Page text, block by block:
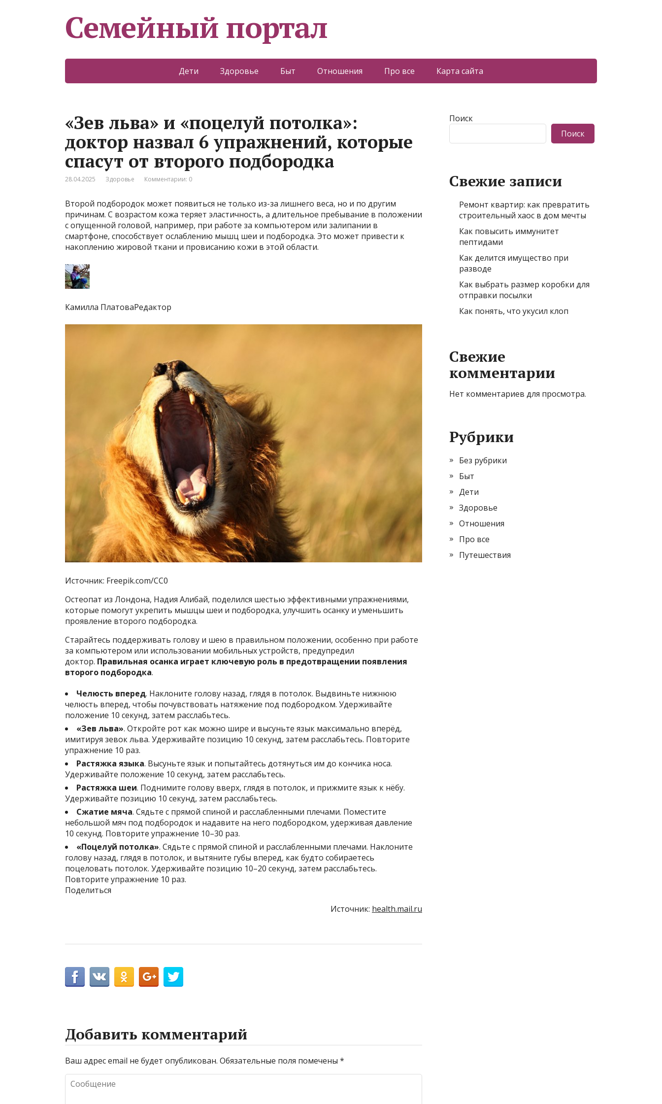
Семейный портал
Дети Здоровье Быт Отношения Про все Карта сайта
«Зев льва» и «поцелуй потолка»:
доктор назвал 6 упражнений, которые
спасут от второго подбородка
28.04.2025 Здоровье Комментарии: 0
Второй подбородок может появиться не только из-за лишнего веса, но и по другим
причинам. С возрастом кожа теряет эластичность, а длительное пребывание в положении
с опущенной головой, например, при работе за компьютером или залипании в
смартфоне, способствует ослаблению мышц шеи и подбородка. Это может привести к
накоплению жировой ткани и провисанию кожи в этой области.
Камилла ПлатоваРедактор
Источник: Freepik.com/CC0
Остеопат из Лондона, Надия Алибай, поделился шестью эффективными упражнениями,
которые помогут укрепить мышцы шеи и подбородка, улучшить осанку и уменьшить
проявление второго подбородка.
Старайтесь поддерживать голову и шею в правильном положении, особенно при работе
за компьютером или использовании мобильных устройств, предупредил
доктор. Правильная осанка играет ключевую роль в предотвращении появления
второго подбородка.
Челюсть вперед. Наклоните голову назад, глядя в потолок. Выдвиньте нижнюю
челюсть вперед, чтобы почувствовать натяжение под подбородком. Удерживайте
положение 10 секунд, затем расслабьтесь.
«Зев льва». Откройте рот как можно шире и высуньте язык максимально вперёд,
имитируя зевок льва. Удерживайте позицию 10 секунд, затем расслабьтесь. Повторите
упражнение 10 раз.
Растяжка языка. Высуньте язык и попытайтесь дотянуться им до кончика носа.
Удерживайте положение 10 секунд, затем расслабьтесь.
Растяжка шеи. Поднимите голову вверх, глядя в потолок, и прижмите язык к нёбу.
Удерживайте позицию 10 секунд, затем расслабьтесь.
Сжатие мяча. Сядьте с прямой спиной и расслабленными плечами. Поместите
небольшой мяч под подбородок и надавите на него подбородком, удерживая давление
10 секунд. Повторите упражнение 10–30 раз.
«Поцелуй потолка». Сядьте с прямой спиной и расслабленными плечами. Наклоните
голову назад, глядя в потолок, и вытяните губы вперед, как будто собираетесь
поцеловать потолок. Удерживайте позицию 10–20 секунд, затем расслабьтесь.
Повторите упражнение 10 раз.
Поделиться
Источник: health.mail.ru
Добавить комментарий
Ваш адрес email не будет опубликован. Обязательные поля помечены *
Поиск
Поиск
Свежие записи
Ремонт квартир: как превратить
строительный хаос в дом мечты
Как повысить иммунитет
пептидами
Как делится имущество при
разводе
Как выбрать размер коробки для
отправки посылки
Как понять, что укусил клоп
Свежие
комментарии
Нет комментариев для просмотра.
Рубрики
Без рубрики
Быт
Дети
Здоровье
Отношения
Про все
Путешествия